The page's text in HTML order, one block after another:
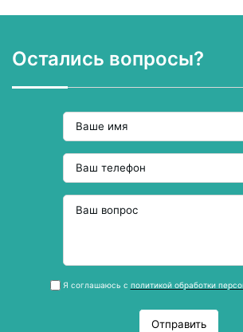
Остались вопросы?
Я соглашаюсь с политикой обработки
Отправить